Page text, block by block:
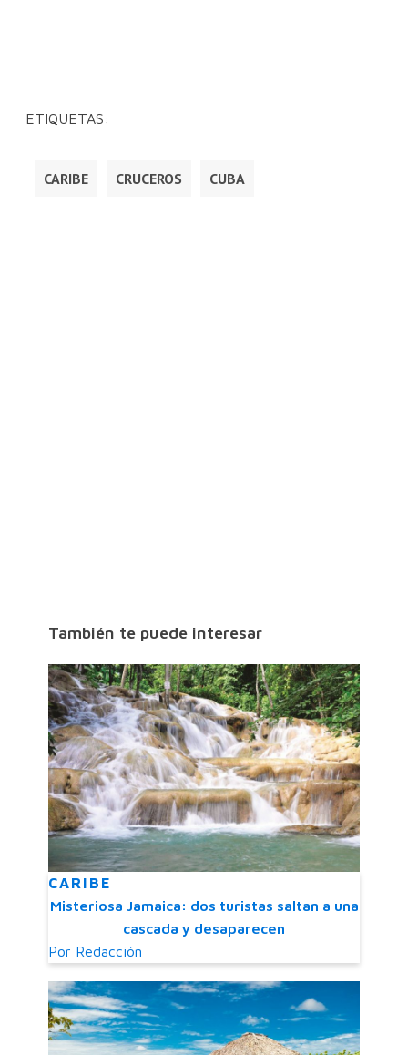
ETIQUETAS:
CARIBE CRUCEROS CUBA
También te puede interesar
CARIBE
Misteriosa Jamaica: dos turistas saltan a una
cascada y desaparecen
Por Redacción